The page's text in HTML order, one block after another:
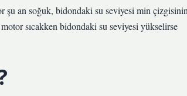
şu an soğuk, bidondaki su seviyesi min
sıcakken bidondaki su seviyesi yükselirse